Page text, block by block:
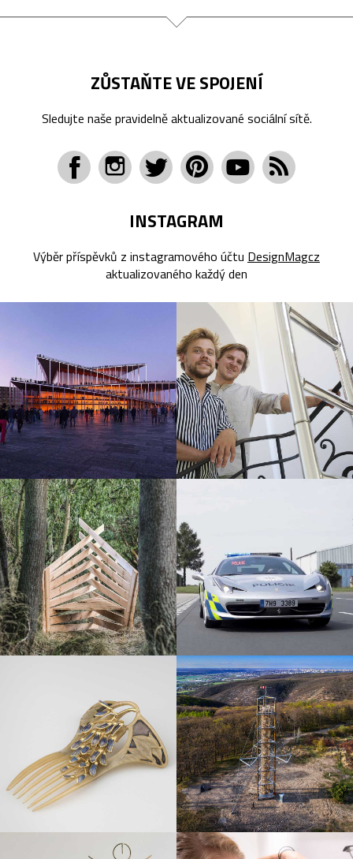
ZŮSTAŇTE VE SPOJENÍ
Sledujte naše pravidelně aktualizované sociální sítě.
INSTAGRAM
Výběr příspěvků z instagramového účtu DesignMagcz
aktualizovaného každý den